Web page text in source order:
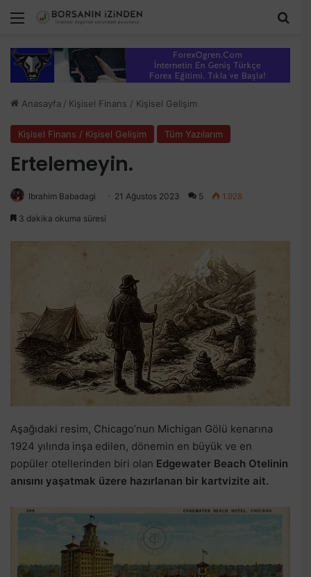
Menü
Anasayfa / Kişisel Finans / Kişisel Gelişim
Kişisel Finans / Kişisel Gelişim Tüm Yazılarım
Ertelemeyin.
Ibrahim Babadagi 21 Ağustos 2023 5 1.928
3 dakika okuma süresi
Aşağıdaki resim, Chicago’nun Michigan Gölü kenarına
1924 yılında inşa edilen, dönemin en büyük ve en
popüler otellerinden biri olan Edgewater Beach Otelinin
anısını yaşatmak üzere hazırlanan bir kartvizite ait.